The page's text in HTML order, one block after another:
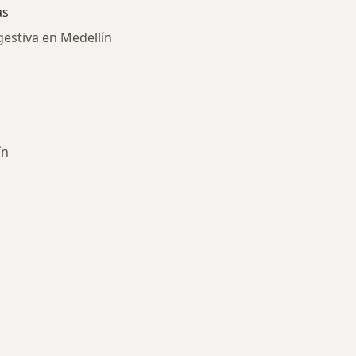
en Medellín